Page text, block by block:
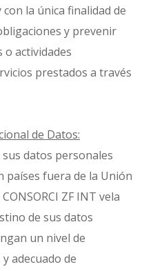
la única finalidad de
y prevenir
o actividades
prestados a través
de Datos:
datos personales
países fuera de la Unión
ZF INT vela
de sus datos
un nivel de
adecuado de